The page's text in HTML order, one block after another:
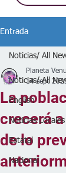
Entrada
Noticias/ All
English
Noticias Locales
Estatal
Nacional
Noticias/ All
La
crecerá
de lo
Planeta
14 sept